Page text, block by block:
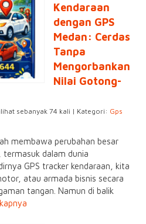
Kendaraan
dengan GPS
Medan: Cerdas
Tanpa
Mengorbankan
Nilai Gotong-
sebanyak 74 kali | Kategori: Gps
membawa perubahan besar
dalam dunia
GPS tracker kendaraan, kita
atau armada bisnis secara
tangan. Namun di balik